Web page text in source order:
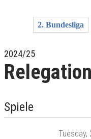
2. Bundesliga
2024/25
Spiele
Tuesday,